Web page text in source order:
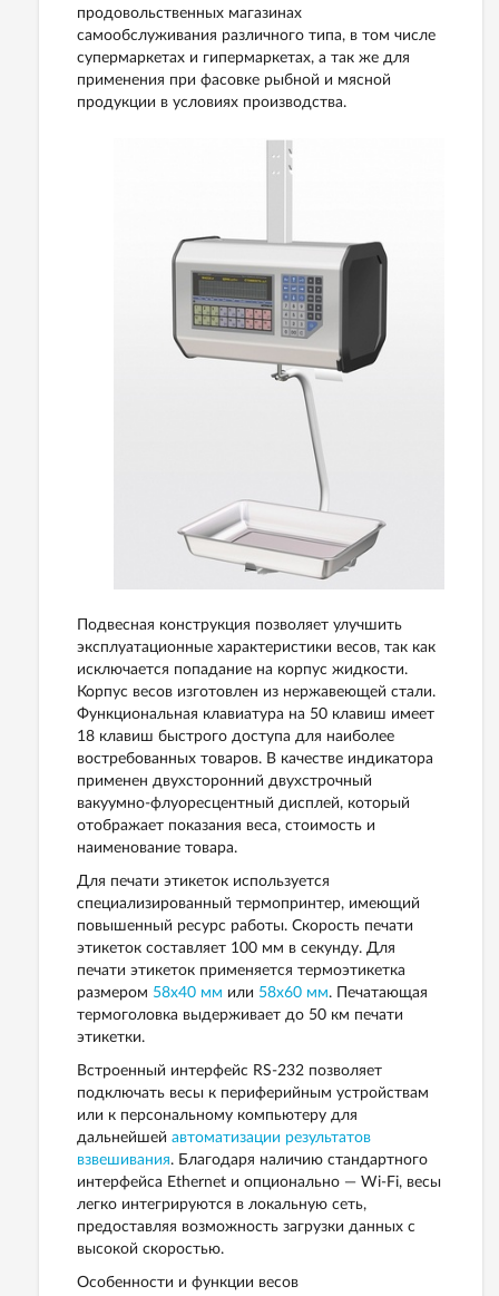
продовольственных магазинах
самообслуживания различного типа, в том числе
супермаркетах и гипермаркетах, а так же для
применения при фасовке рыбной и мясной
продукции в условиях производства.
Подвесная конструкция позволяет улучшить
эксплуатационные характеристики весов, так как
исключается попадание на корпус жидкости.
Корпус весов изготовлен из нержавеющей стали.
Функциональная клавиатура на 50 клавиш имеет
18 клавиш быстрого доступа для наиболее
востребованных товаров. В качестве индикатора
применен двухсторонний двухстрочный
вакуумно-флуоресцентный дисплей, который
отображает показания веса, стоимость и
наименование товара.
Для печати этикеток используется
специализированный термопринтер, имеющий
повышенный ресурс работы. Скорость печати
этикеток составляет 100 мм в секунду. Для
печати этикеток применяется термоэтикетка
размером 58х40 мм или 58х60 мм. Печатающая
термоголовка выдерживает до 50 км печати
этикетки.
Встроенный интерфейс RS-232 позволяет
подключать весы к периферийным устройствам
или к персональному компьютеру для
дальнейшей автоматизации результатов
взвешивания. Благодаря наличию стандартного
интерфейса Ethernet и опционально — Wi-Fi, весы
легко интегрируются в локальную сеть,
предоставляя возможность загрузки данных с
высокой скоростью.
Особенности и функции весов